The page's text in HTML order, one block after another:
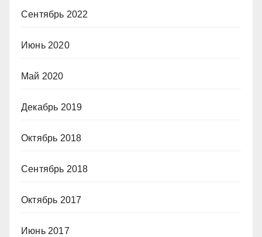
Сентябрь 2022
Июнь 2020
Май 2020
Декабрь 2019
Октябрь 2018
Сентябрь 2018
Октябрь 2017
Июнь 2017